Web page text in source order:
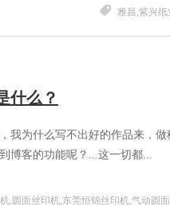
雅昌,紫兴纸
什么？
我为什么写不出好的作品来，做
博客的功能呢？...这一切都...
,圆面丝印机,东莞恒锦丝印机,气动圆